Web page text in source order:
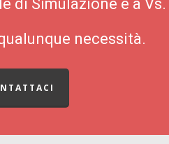
di Simulazione è a Vs.
necessità.